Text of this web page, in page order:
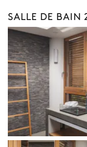
SALLE DE BAIN